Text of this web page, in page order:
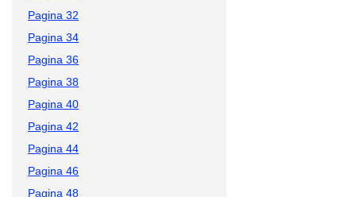
Pagina 32
Pagina 34
Pagina 36
Pagina 38
Pagina 40
Pagina 42
Pagina 44
Pagina 46
Pagina 48